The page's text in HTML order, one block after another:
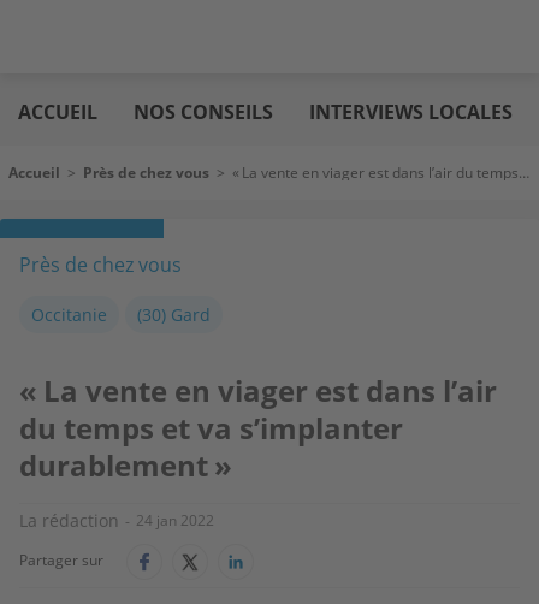
au
contenu
immo
ACCUEIL NOS CONSEILS INTERVIEWS LOCALES
Fil d'Ariane
Accueil > Près de chez vous > « La vente en viager est dans l’air du temps et va s’implanter durablement »
Près de chez vous
Occitanie (30) Gard
« La vente en viager est dans l’air
du temps et va s’implanter
durablement »
La rédaction
24 jan 2022
Partager sur